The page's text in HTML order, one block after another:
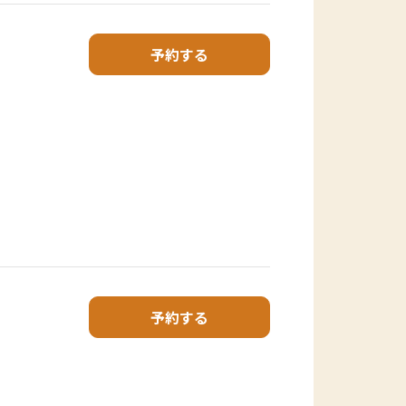
予約する
予約する